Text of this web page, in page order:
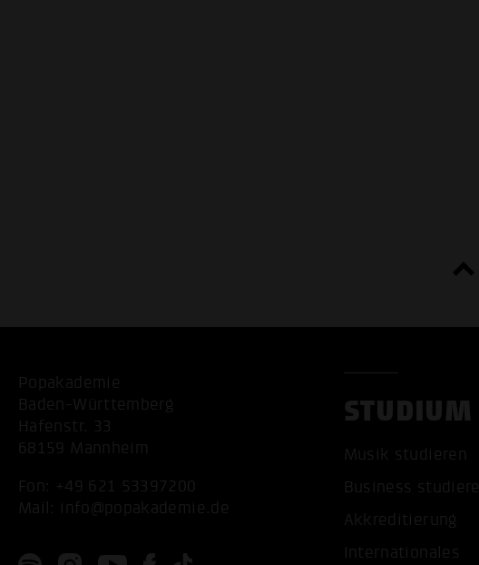
Popakademie
Baden-Württemberg
Hafenstr. 33
68159 Mannheim
Fon: +49 621 53397200
Mail: info@popakademie.de
STUDIUM
Musik studieren
Business
Akkreditierung
Internationales